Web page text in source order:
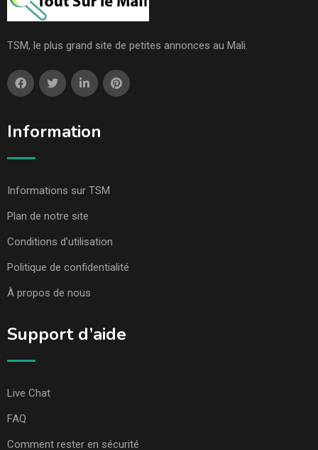
TSM, le plus grand site de petites annonces au Mali.
Information
Informations sur TSM
Plan de notre site
Conditions d’utilisation
Politique de confidentialité
À propos de nous
Support d’aide
Live Chat
FAQ
Comment rester en sécurité